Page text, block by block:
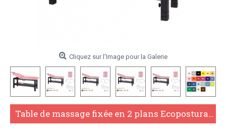
Cliquez sur l'Image pour la Galerie
Table de massage fixée en 2 plans Ecopostural C3240W